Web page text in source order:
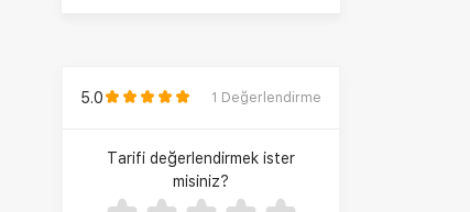
5.0 1 Değerlendirme
Tarifi değerlendirmek ister
misiniz?